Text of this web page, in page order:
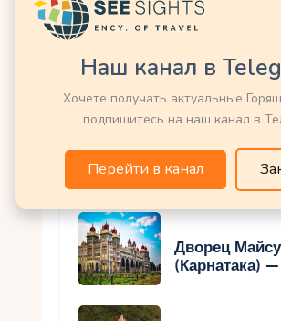
Холи —
Базилика
Иисуса (Гоа)
Дворец
(Карнатака)
Наш канал в
Хочете получать актуальные
подпишитесь на наш канал в
Перейти в канал